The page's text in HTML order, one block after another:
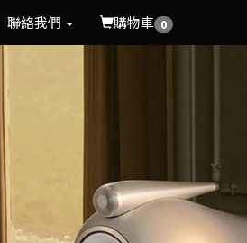
聯絡我們 購物車 0